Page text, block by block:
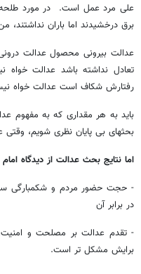
علی مرد عمل است. در مورد
برق درخشیدند اما باران نداشتند،
عدالت بیرونی محصول عدالت
تعادل نداشته باشد عدالت
رفتارش شکاف است عدالت خواه
باید به هر مقداری که به مفهوم
بحثهای بی پایان نظری شویم،
اما نتایج بحث عدالت از دیدگاه
- حجت حضور مردم و شکمبارگی
در برابر آن
- تقدم عدالت بر مصلحت و
برایش مشکل تر است.